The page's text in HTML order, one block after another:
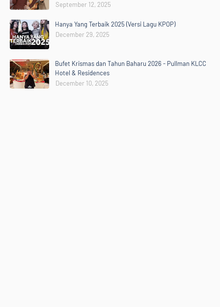
September 12, 2025
Hanya Yang Terbaik 2025 (Versi Lagu KPOP)
December 29, 2025
Bufet Krismas dan Tahun Baharu 2026 - Pullman KLCC
Hotel & Residences
December 10, 2025